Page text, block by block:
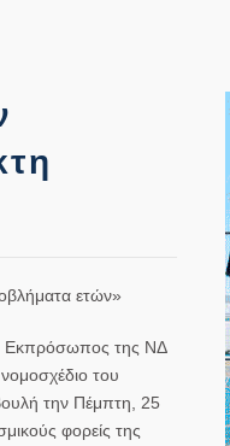
ετών»
Εκπρόσωπος της ΝΔ
του
την Πέμπτη, 25
φορείς της